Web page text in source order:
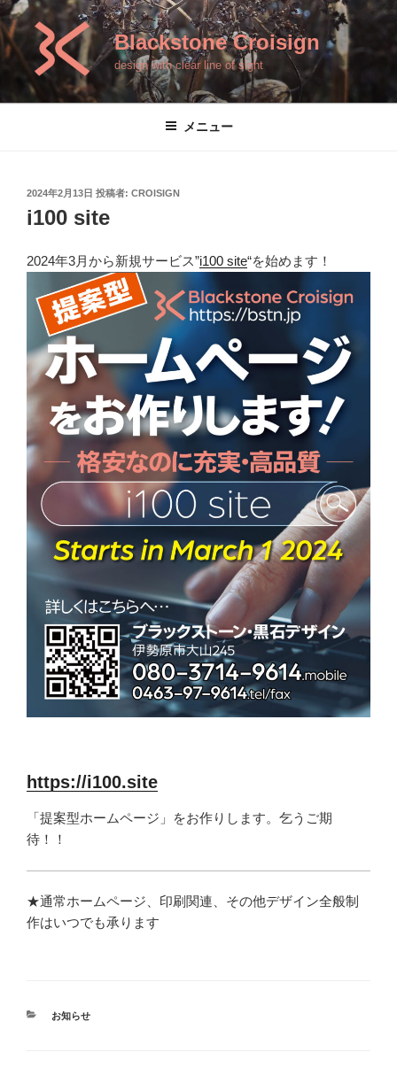
コ
ン
テ
Blackstone Croisign
design with clear line of sight
メニュー
投
稿
日:
2024年2月13日 投稿者: CROISIGN
i100 site
2024年3月から新規サービス”i100 site“を始めます！
https://i100.site
「提案型ホームページ」をお作りします。乞うご期
待！！
★通常ホームページ、印刷関連、その他デザイン全般制
作はいつでも承ります
カ
お知らせ